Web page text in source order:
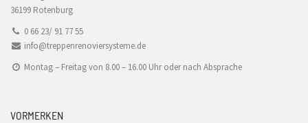
36199 Rotenburg
0 66 23/ 91 77 55
info@treppenrenoviersysteme.de
Montag – Freitag von 8.00 – 16.00 Uhr oder nach Absprache
VORMERKEN